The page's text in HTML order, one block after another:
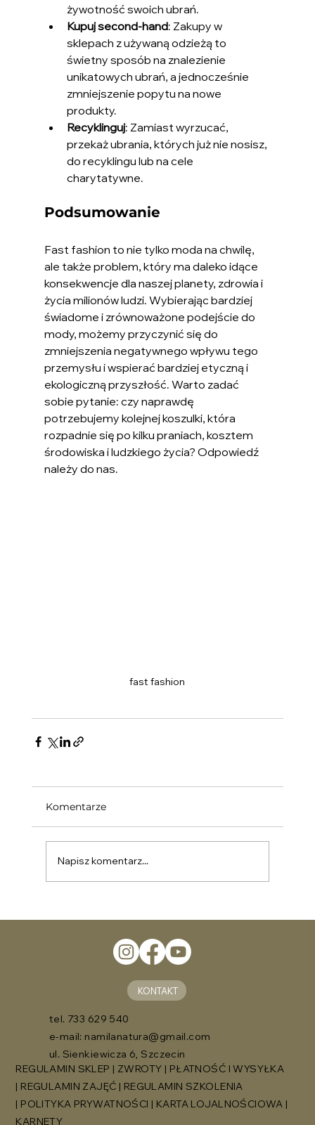
żywotność swoich ubrań.
Kupuj second-hand: Zakupy w
sklepach z używaną odzieżą to
świetny sposób na znalezienie
unikatowych ubrań, a jednocześnie
zmniejszenie popytu na nowe
produkty.
Recyklinguj: Zamiast wyrzucać,
przekaż ubrania, których już nie nosisz,
do recyklingu lub na cele
charytatywne.
Podsumowanie
Fast fashion to nie tylko moda na chwilę,
ale także problem, który ma daleko idące
konsekwencje dla naszej planety, zdrowia i
życia milionów ludzi. Wybierając bardziej
świadome i zrównoważone podejście do
mody, możemy przyczynić się do
zmniejszenia negatywnego wpływu tego
przemysłu i wspierać bardziej etyczną i
ekologiczną przyszłość. Warto zadać
sobie pytanie: czy naprawdę
potrzebujemy kolejnej koszulki, która
rozpadnie się po kilku praniach, kosztem
środowiska i ludzkiego życia? Odpowiedź
należy do nas.
fast fashion
Komentarze
Napisz komentarz...
tel. 733 629 540
e-mail: namilanatura@gmail.com
ul. Sienkiewicza 6, Szczecin
KONTAKT
REGULAMIN SKLEP | ZWROTY | PŁATNOŚĆ I WYSYŁKA
| REGULAMIN ZAJĘĆ | REGULAMIN SZKOLENIA
| POLITYKA PRYWATNOŚCI | KARTA LOJALNOŚCIOWA |
KARNETY